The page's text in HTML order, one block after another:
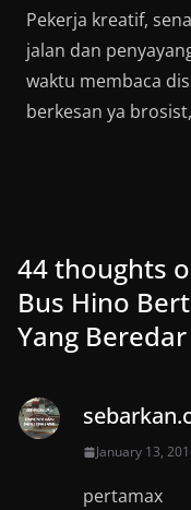
Pekerja kreatif,
jalan dan
waktu membaca
berkesan ya
44 thoughts
Bus Hino
Yang
January 13,
pertamax